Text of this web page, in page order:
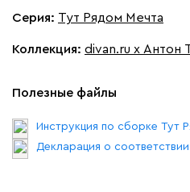
Серия: Тут Рядом Мечта
Коллекция: divan.ru x Антон
Полезные файлы
Декларация о